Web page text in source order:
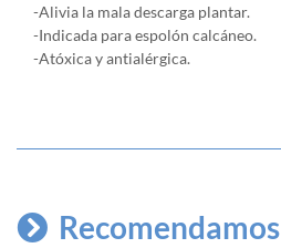
-Alivia la mala descarga plantar.
-Indicada para espolón calcáneo.
-Atóxica y antialérgica.
Recomendamos